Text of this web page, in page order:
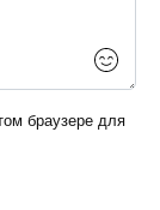
браузере для